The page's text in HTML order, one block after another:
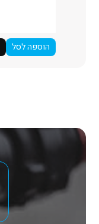
הוספה לסל